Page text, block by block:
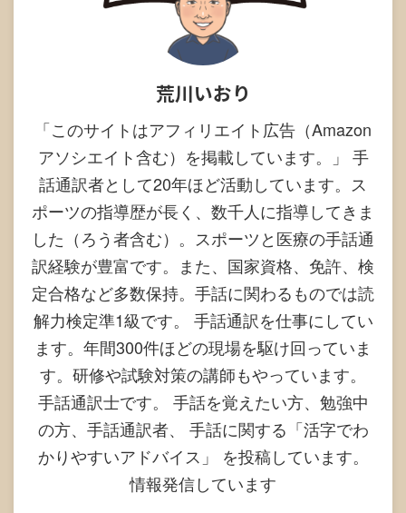
荒川いおり
「このサイトはアフィリエイト広告（Amazon
アソシエイト含む）を掲載しています。」 手
話通訳者として20年ほど活動しています。ス
ポーツの指導歴が長く、数千人に指導してきま
した（ろう者含む）。スポーツと医療の手話通
訳経験が豊富です。また、国家資格、免許、検
定合格など多数保持。手話に関わるものでは読
解力検定準1級です。 手話通訳を仕事にしてい
ます。年間300件ほどの現場を駆け回っていま
す。研修や試験対策の講師もやっています。
手話通訳士です。 手話を覚えたい方、勉強中
の方、手話通訳者、 手話に関する「活字でわ
かりやすいアドバイス」 を投稿しています。
情報発信しています